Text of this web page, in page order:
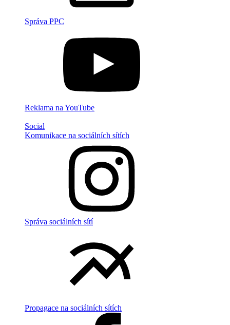
Správa PPC
Reklama na YouTube
Social
Komunikace na sociálních sítích
Správa sociálních sítí
Propagace na sociálních sítích